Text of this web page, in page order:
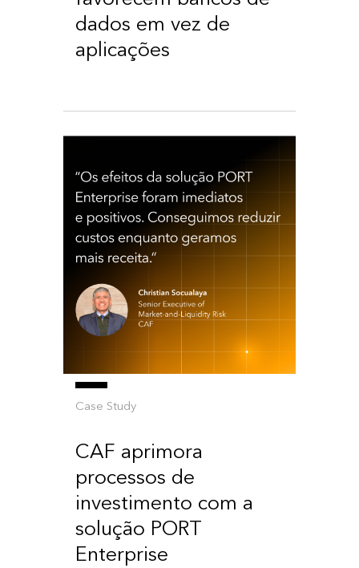
dados em vez de
aplicações
Case Study
CAF aprimora
processos de
investimento com a
solução PORT
Enterprise